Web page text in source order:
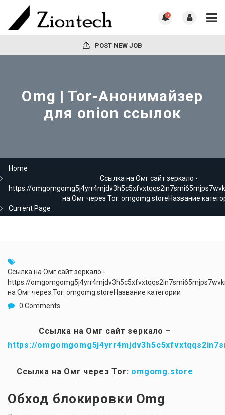
0
POST NEW JOB
Omg | Tor-Анонимайзер
для onion ссылок
Home
Ссылка на Омг сайт зеркало -
https://
на Омг через Tor: omgomg.storeНазвание
Current Page
Ссылка на Омг сайт зеркало -
https://
на Омг через Tor: omgomg.storeНазвание категории
0 Comments
Ссылка на Омг сайт зеркало –
https://
Ссылка на Омг через Tor: omgomg.store
Обход блокировки Omg